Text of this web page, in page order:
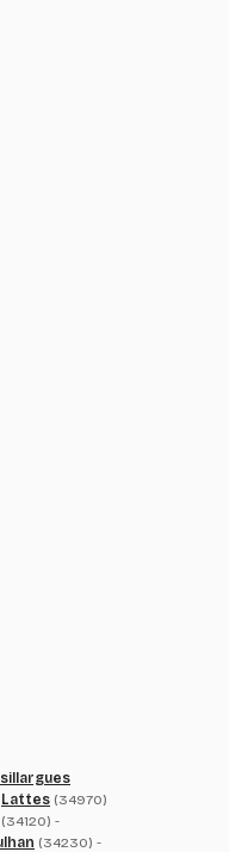
Lattes (34970)
(34120) -
(34230) -